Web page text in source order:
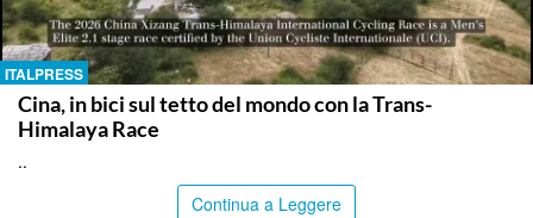
ITALPRESS
Cina, in bici sul tetto del mondo con la Trans-
Himalaya Race
..
Continua a Leggere